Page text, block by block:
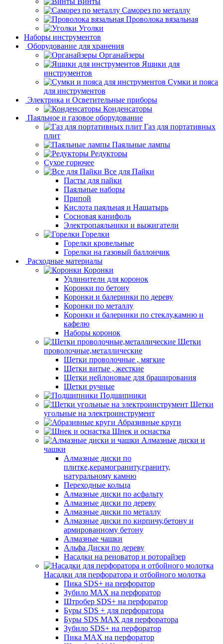
Саморез по металлу
Проволока вязальная
Уголки
Наборы инструментов
Оборудование для хранения
Органайзеры
Ящики для
инструментов
Сумки и пояса
для инструментов
Электрика и Осветительные приборы
Конденсаторы
Паяльное и газовое оборудование
Газ для портативных
плит
Паяльные лампы
Редукторы
Сухое горючее
Все для Пайки
Пасты для пайки
Паяльные наборы
Припой
Кислота паяльная и Нашатырь
Сосновая канифоль
Электропаяльники и выжигатели
Горелки
Горелки кровельные
Горелки на газовый баллончик
Расходные материалы
Коронки
Удлинители для коронок
Коронки по бетону
Коронки и балеринки по дереву
Коронки по металлу
Коронки и балеринки по стеклу,камню и
кафелю
Наборы коронок
Щетки
проволочные,металлические
Щетки проволочные , мягкие
Щетки витые , жесткие
Щетки нейлоновые для браширования
Щетки ручные
Подшипники
Щетки
угольные на электроинструмент
Абразивные круги
Шнек и оснастка
Алмазные диски и
чашки
Алмазные диски по
плитке,керамограниту,граниту,
натуральному камню
Переходные кольца
Алмазные диски по асфальту
Алмазные диски по дереву
Алмазные диски по металлу
Алмазные диски по кирпичу,бетону и
армированному бетону
Алмазные чашки
Альфа Диски по дереву
Насадки на реноватор и роторайзер
Насадки для перфоратора и отбойного молотка
Пика SDS+ на перфоратор
Зубило MAX на перфоратор
Штробер SDS+ на перфоратор
Буры SDS + для перфоратора
Буры SDS MAX для перфоратора
Зубило SDS+ на перфоратор
Пика MAX на перфоратор